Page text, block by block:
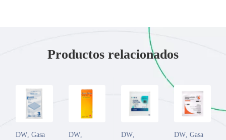
Productos relacionados
DW Gasa DW,
DW DW, Gasa